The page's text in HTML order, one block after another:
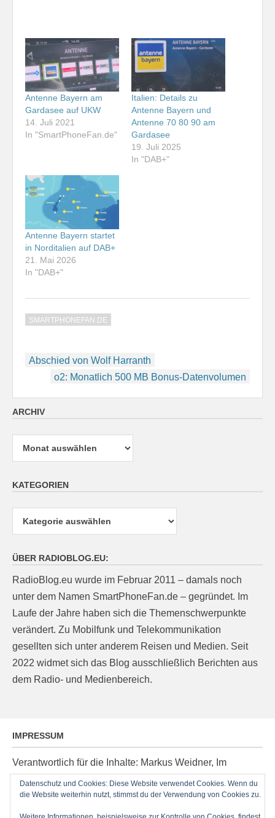
Antenne Bayern am
Gardasee auf UKW
14. Juli 2021
In "SmartPhoneFan.de"
Italien: Details zu
Antenne Bayern und
Antenne 70 80 90 am
Gardasee
19. Juli 2025
In "DAB+"
Antenne Bayern startet
in Norditalien auf DAB+
21. Mai 2026
In "DAB+"
SMARTPHONEFAN.DE
Beitragsnavigation
Abschied von Wolf Harranth
o2: Monatlich 500 MB Bonus-Datenvolumen
ARCHIV
Archiv
KATEGORIEN
ÜBER RADIOBLOG.EU:
RadioBlog.eu wurde im Februar 2011 – damals noch
unter dem Namen SmartPhoneFan.de – gegründet. Im
Laufe der Jahre haben sich die Themenschwerpunkte
verändert. Zu Mobilfunk und Telekommunikation
gesellten sich unter anderem Reisen und Medien. Seit
2022 widmet sich das Blog ausschließlich Berichten aus
dem Radio- und Medienbereich.
IMPRESSUM
Verantwortlich für die Inhalte: Markus Weidner, Im
Ziegelacker 20, D-63599 Biebergemünd, E-Mail:
post@radioblog.eu
Technik und Administration: Thomas Michel
Datenschutz und Cookies: Diese Website verwendet Cookies. Wenn du
die Website weiterhin nutzt, stimmst du der Verwendung von Cookies zu.